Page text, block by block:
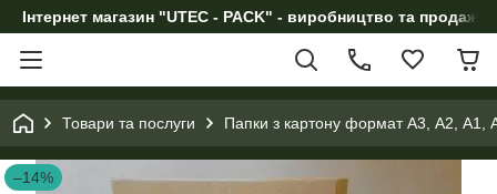
Інтернет магазин "UTEC - PACK" - виробництво та продаж
Товари та послуги Папки з картону формат А3, А2, А1,
–14%